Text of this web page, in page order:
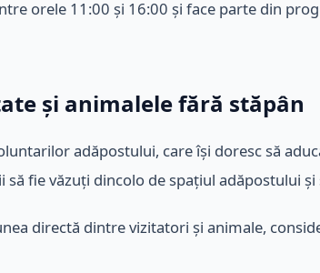
orele 11:00 și 16:00 și face parte din
și animalele fără stăpân
adăpostului, care își doresc să
fie văzuți dincolo de spațiul adăpostului
directă dintre vizitatori și animale,